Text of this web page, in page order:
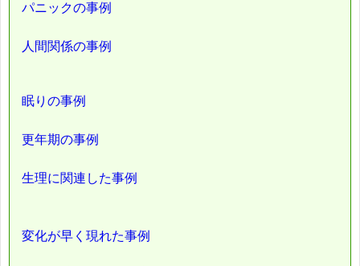
パニックの事例
人間関係の事例
眠りの事例
更年期の事例
生理に関連した事例
変化が早く現れた事例